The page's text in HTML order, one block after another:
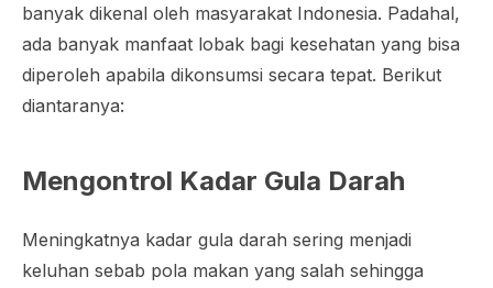
banyak dikenal oleh masyarakat Indonesia. Padahal,
ada banyak manfaat lobak bagi kesehatan yang bisa
diperoleh apabila dikonsumsi secara tepat. Berikut
diantaranya:
Mengontrol Kadar Gula Darah
Meningkatnya kadar gula darah sering menjadi
keluhan sebab pola makan yang salah sehingga